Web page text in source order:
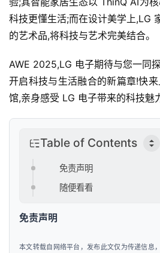
科技更懂生活;而在设计美学上,LG
的艺术品,将科技与艺术完美结合。
AWE 2025,LG 电子期待与您一同
开启科技与生活融合的新篇章!快
馆,亲身感受 LG 电子带来的科技魅
Table of Contents
免责声明
随便看看
免责声明
本文转载自网络平台，发布此文仅为传递信息